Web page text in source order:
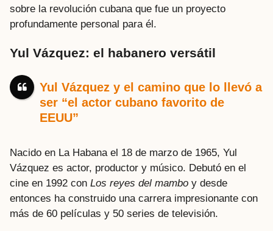
sobre la revolución cubana que fue un proyecto
profundamente personal para él.
Yul Vázquez: el habanero versátil
Yul Vázquez y el camino que lo llevó a
ser “el actor cubano favorito de
EEUU”
Nacido en La Habana el 18 de marzo de 1965, Yul
Vázquez es actor, productor y músico. Debutó en el
cine en 1992 con Los reyes del mambo y desde
entonces ha construido una carrera impresionante con
más de 60 películas y 50 series de televisión.